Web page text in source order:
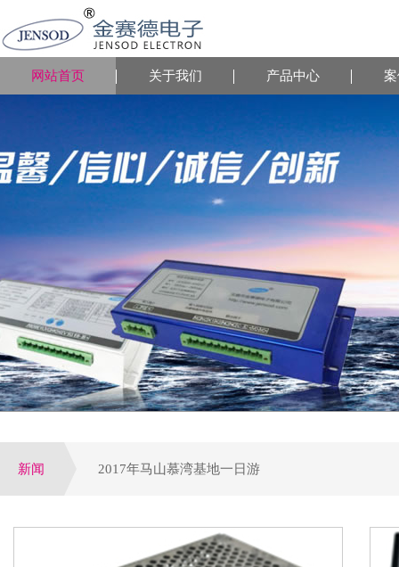
网站首页 关于我们 产品中心
新闻 2017年马山慕湾基地一日游